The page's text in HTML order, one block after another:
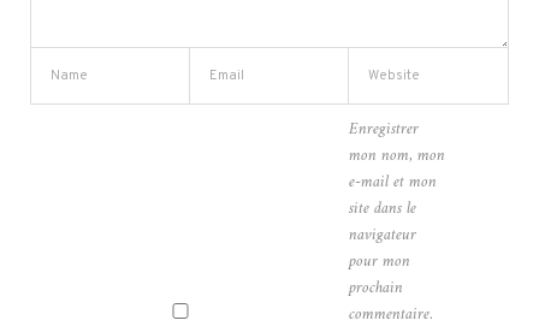
Enregistrer
mon nom, mon
e-mail et mon
site dans le
navigateur
pour mon
prochain
commentaire.